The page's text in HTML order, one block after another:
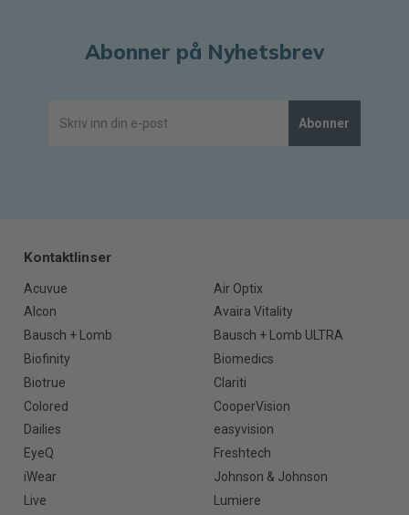
Abonner på Nyhetsbrev
Abonner
Kontaktlinser
Acuvue
Air Optix
Alcon
Avaira Vitality
Bausch + Lomb
Bausch + Lomb ULTRA
Biofinity
Biomedics
Biotrue
Clariti
Colored
CooperVision
Dailies
easyvision
EyeQ
Freshtech
iWear
Johnson & Johnson
Live
Lumiere